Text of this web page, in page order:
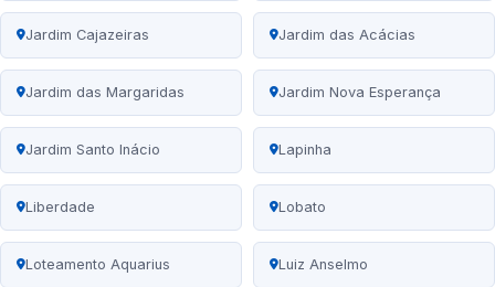
Jardim Cajazeiras Jardim das Acácias
Jardim das Margaridas Jardim Nova Esperança
Jardim Santo Inácio Lapinha
Liberdade Lobato
Loteamento Aquarius Luiz Anselmo